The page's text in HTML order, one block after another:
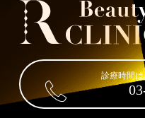
診療時間は